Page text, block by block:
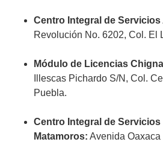
Centro Integral de Servicios
Revolución No. 6202, Col. El
Módulo de Licencias
Illescas Pichardo S/N, Col.
Puebla.
Centro Integral de Servicios
Matamoros: Avenida